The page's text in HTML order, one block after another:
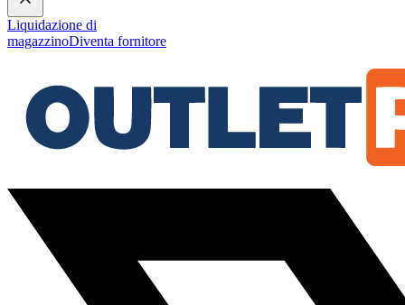
Liquidazione di
magazzinoDiventa fornitore